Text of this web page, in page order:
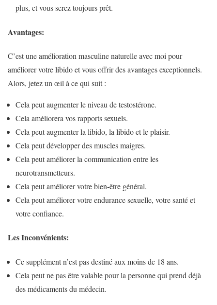
plus, et vous serez toujours prêt.
Avantages:
C’est une amélioration masculine naturelle avec moi pour
améliorer votre libido et vous offrir des avantages exceptionnels.
Alors, jetez un œil à ce qui suit :
Cela peut augmenter le niveau de testostérone.
Cela améliorera vos rapports sexuels.
Cela peut augmenter la libido, la libido et le plaisir.
Cela peut développer des muscles maigres.
Cela peut améliorer la communication entre les
neurotransmetteurs.
Cela peut améliorer votre bien-être général.
Cela peut améliorer votre endurance sexuelle, votre santé et
votre confiance.
Les Inconvénients:
Ce supplément n’est pas destiné aux moins de 18 ans.
Cela peut ne pas être valable pour la personne qui prend déjà
des médicaments du médecin.